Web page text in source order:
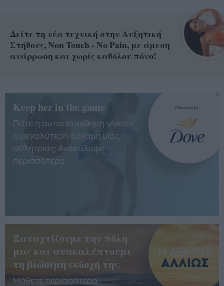
Δείτε τη νέα τεχνική στην Αυξητική
Στήθους, Non Touch - No Pain, με άμεση
ανάρρωση και χωρίς καθόλου πόνο!
Keep her in the game
Πότε η αυτοπεποίθηση γίνεται
η μεγαλύτερη δύναμη μίας
αθλήτριας; Ανακάλυψε
περισσότερα
Ξαναχτίζουμε την πόλη
μας και ανακαλύπτουμε
τη βιώσιμη εκδοχή της.
Μάθετε περισσότερα